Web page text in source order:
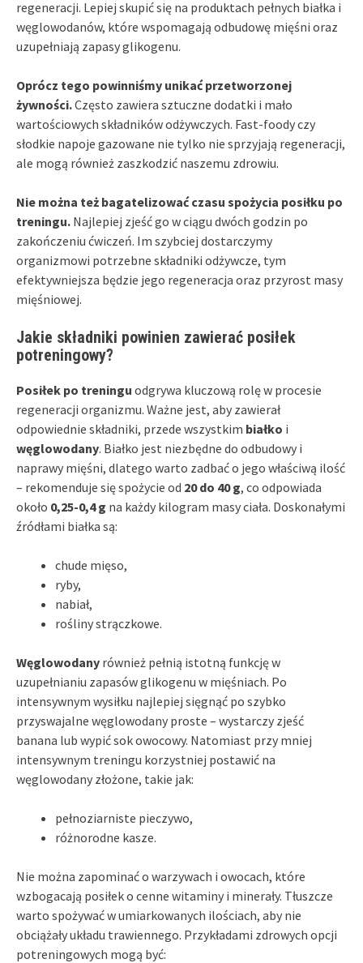
regeneracji. Lepiej skupić się na produktach pełnych białka i
węglowodanów, które wspomagają odbudowę mięśni oraz
uzupełniają zapasy glikogenu.
Oprócz tego powinniśmy unikać przetworzonej
żywności.Często zawiera sztuczne dodatki i mało
wartościowych składników odżywczych. Fast-foody czy
słodkie napoje gazowane nie tylko nie sprzyjają regeneracji,
ale mogą również zaszkodzić naszemu zdrowiu.
Nie można też bagatelizować czasu spożycia posiłku po
treningu. Najlepiej zjeść go w ciągu dwóch godzin po
zakończeniu ćwiczeń. Im szybciej dostarczymy
organizmowi potrzebne składniki odżywcze, tym
efektywniejsza będzie jego regeneracja oraz przyrost masy
mięśniowej.
Jakie składniki powinien zawierać posiłek
potreningowy?
Posiłek po treningu odgrywa kluczową rolę w procesie
regeneracji organizmu. Ważne jest, aby zawierał
odpowiednie składniki, przede wszystkim białko i
węglowodany. Białko jest niezbędne do odbudowy i
naprawy mięśni, dlatego warto zadbać o jego właściwą ilość
– rekomenduje się spożycie od 20 do 40 g, co odpowiada
około 0,25-0,4 g na każdy kilogram masy ciała. Doskonałymi
źródłami białka są:
chude mięso,
ryby,
nabiał,
rośliny strączkowe.
Węglowodany również pełnią istotną funkcję w
uzupełnianiu zapasów glikogenu w mięśniach. Po
intensywnym wysiłku najlepiej sięgnąć po szybko
przyswajalne węglowodany proste – wystarczy zjeść
banana lub wypić sok owocowy. Natomiast przy mniej
intensywnym treningu korzystniej postawić na
węglowodany złożone, takie jak:
pełnoziarniste pieczywo,
różnorodne kasze.
Nie można zapominać o warzywach i owocach, które
wzbogacają posiłek o cenne witaminy i minerały. Tłuszcze
warto spożywać w umiarkowanych ilościach, aby nie
obciążały układu trawiennego. Przykładami zdrowych opcji
potreningowych mogą być: